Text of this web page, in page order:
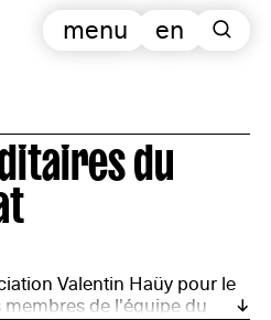
en
menu
du
Valentin Haüy pour le
membres de l'équipe du